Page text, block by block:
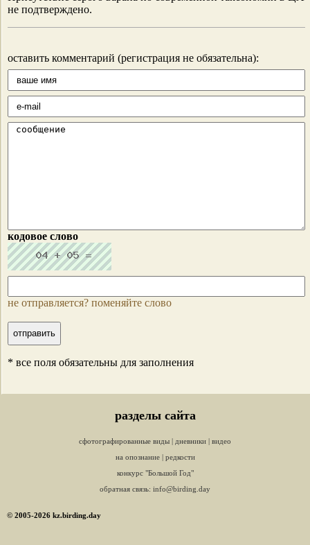
не подтверждено.
оставить комментарий (регистрация не обязательна):
кодовое слово
не отправляется? поменяйте слово
* все поля обязательны для заполнения
разделы сайта
сфотографированные виды | дневники | видео
на опознание | редкости
конкурс "Большой Год"
обратная связь: info@birding.day
© 2005-2026 kz.birding.day